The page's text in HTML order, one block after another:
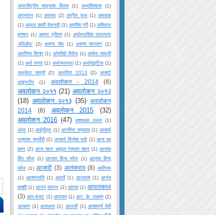
अन्तर्राष्ट्रीय मातृभाषा दिवस (1) अन्धविश्वास (1)
अपनापन (1) अपराध (2) अप्रैल फूल (1) अफवाह
(1) अब्दुल कावी देसनवी (1) अमरीश पुरी (1) अमिताभ
बच्चन (1) अमृता प्रीतम (1) अयोध्यासिंह उपाध्याय
'हरिऔध' (2) अरुणा रॉय (1) अरुणा शानबाग (1)
अरुणिमा सिन्हा (1) अरेसीबो मैसेज (1) अर्चना चावजी
(1) अर्थ जगत (1) अर्थव्यवस्था (1) अर्थाराइटिस (1)
अलबेला खत्री
(2) अलविदा 2013 (2)
अल्बर्ट
आइंस्टीन
(1) अवलोकन - 2014 (8)
अवलोकन २०११ (21) अवलोकन २०१२
(18) अवलोकन २०१३ (35) अवलोकन
2014
(8) अवलोकन 2015
(32)
अवलोकन 2016 (47) अशफाक उल्ला (1)
आंसू (1) आईपीएल (1) आगरिया समुदाय (1) आचार्य
परशुराम चतुर्वेदी (2) आचार्य विनोबा भावे (1) आज का
ज्ञान (2) आज खान अब्दुल गफ्फार खान (1) आजाद
हिंद फौज (1) आजाद हिन्द फौज (1) आज़ाद हिन्द
फ़ौज (1) आज़ादी (3) आतंकवाद (8) आतिथ्य
(1) आत्मग्लानि (1) आदतें (1) आध्यात्म (1) आनंद
बख्शी (1) आनन् फ़ानन (1) आपदा (1) आपातकाल
(3) आम बजट (1) आयकर (1) आर. के. लक्ष्मण (2)
आरक्षण (1) आराधना (1) आलसी (1) आशापूर्णा देवी